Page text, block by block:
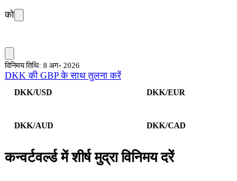
को
विनिमय तिथि: 8 अग॰ 2026
DKK की GBP के साथ तुलना करें
DKK/USD DKK/EUR
DKK/AUD DKK/CAD
कन्वर्टवर्ल्ड में शीर्ष मुद्रा विनिमय दरें